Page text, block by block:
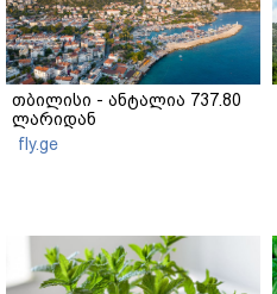
თბილისი - ანტალია 737.80
ლარიდან
fly.ge